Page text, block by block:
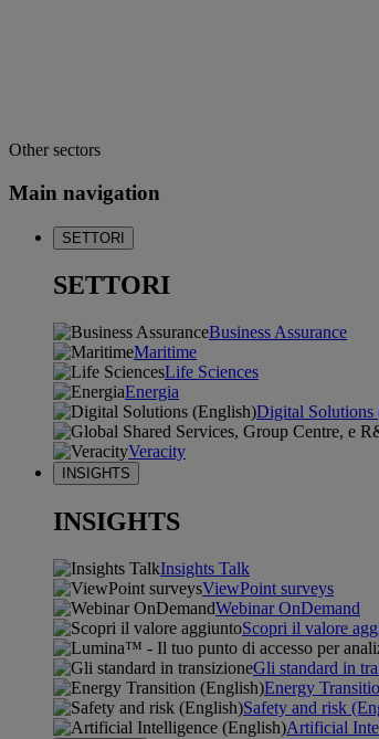
Other sectors
Main navigation
SETTORI
SETTORI
Business Assurance
Maritime
Life Sciences
Energia
Digital Solutions
Veracity
INSIGHTS
INSIGHTS
Insights Talk
ViewPoint surveys
Webinar OnDemand
Scopri il valore
Gli standard in
Energy
Safety and risk
Artificial